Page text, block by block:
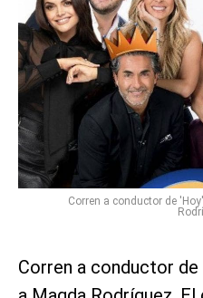
Corren a conductor de
Corren a conductor de